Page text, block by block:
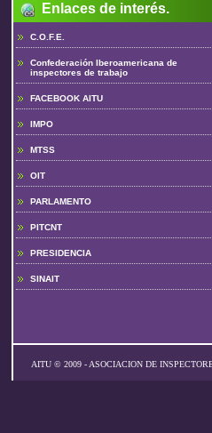
Enlaces de interés.
C.O.F.E.
Confederación Iberoamericana de
inspectores de trabajo
FACEBOOK AITU
IMPO
MTSS
OIT
PARLAMENTO
PITCNT
PRESIDENCIA
SINAIT
AITU © 2009 - ASOCIACION DE